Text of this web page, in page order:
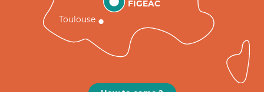
FIGEAC
Toulouse